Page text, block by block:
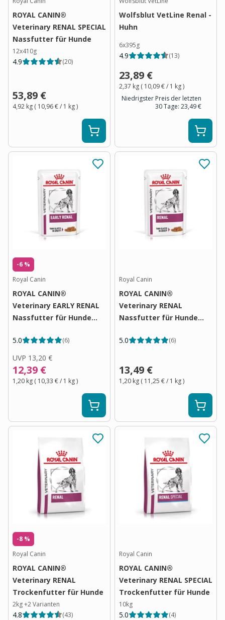
ROYAL CANIN®
Veterinary RENAL SPECIAL
Nassfutter für Hunde
12x410g
4.9 (20)
53,89 €
4,92 kg ( 10,96 €/ 1 kg)
Wolfsblut VetLine Renal -
Huhn
6x395g
4.9 (13)
23,89 €
2,37 kg ( 10,09 €/ 1 kg)
Niedrigster Preis der letzten
30 Tage: 23,49 €
-6 %
Royal Canin
ROYAL CANIN®
Veterinary EARLY RENAL
Nassfutter für Hunde
5.0
(6)
UVP 13,20 €
12,39 €
1,20 kg ( 10,33 €/ 1 kg)
Royal Canin
ROYAL CANIN®
Veterinary RENAL
Nassfutter für Hunde
5.0
(6)
13,49 €
1,20 kg ( 11,25 €/ 1 kg)
-8 %
Royal Canin
ROYAL CANIN®
Veterinary RENAL
Trockenfutter für Hunde
2kg+2Varianten
4.8 (43)
Royal Canin
ROYAL CANIN®
Veterinary RENAL SPECIAL
Trockenfutter für Hunde
10kg
5.0 (4)